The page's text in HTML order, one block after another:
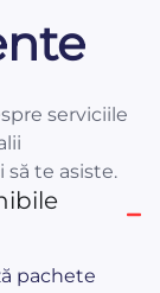
serviciile
te asiste.
pachete